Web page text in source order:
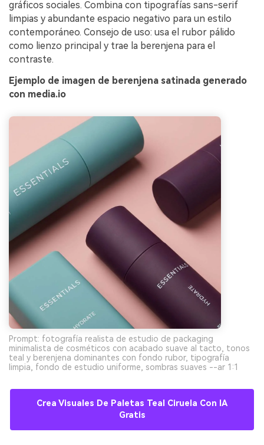
gráficos sociales. Combina con tipografías sans-serif
limpias y abundante espacio negativo para un estilo
contemporáneo. Consejo de uso: usa el rubor pálido
como lienzo principal y trae la berenjena para el
contraste.
Ejemplo de imagen de berenjena satinada generado
con media.io
Prompt: fotografía realista de estudio de packaging
minimalista de cosméticos con acabado suave al tacto, tonos
teal y berenjena dominantes con fondo rubor, tipografía
limpia, fondo de estudio uniforme, sombras suaves --ar 1:1
Crea Visuales De Paletas Teal Ciruela Con IA
Gratis